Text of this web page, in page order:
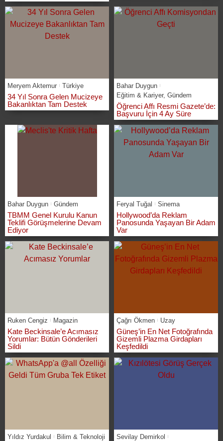
Meryem Aktemur Türkiye
34 Yıl Sonra Gelen Mucizeye
Bakanlıktan Tam Destek
Bahar Duygun
Eğitim & Kariyer, Gündem
Öğrenci Affı Resmi Gazete’de:
Başvuru İçin 4 Ay Süre
Bahar Duygun Gündem
TBMM Genel Kurulu Kanun
Teklifi Görüşmelerine Devam
Ediyor
Feryal Tuğal Sinema
Hollywood’da Reklam
Panosunda Yaşayan Bir Adam
Var
Ruken Cengiz Magazin
Kate Beckinsale’e Acımasız
Yorumlar: Bütün Gönderileri
Sildi
Çağrı Ökmen Uzay
Güneş’in En Net Fotoğrafında
Gizemli Plazma Girdapları
Keşfedildi
Yıldız Yurdakul Bilim & Teknoloji
Sevilay Demirkol